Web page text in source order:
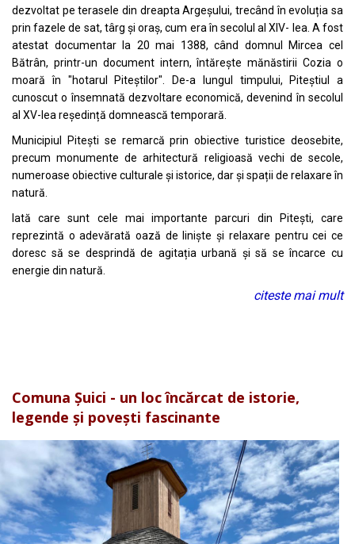
dezvoltat pe terasele din dreapta Argeșului, trecând în evoluția sa
prin fazele de sat, târg și oraș, cum era în secolul al XIV- lea. A fost
atestat documentar la 20 mai 1388, când domnul Mircea cel
Bătrân, printr-un document intern, întărește mănăstirii Cozia o
moară în "hotarul Piteștilor". De-a lungul timpului, Piteștiul a
cunoscut o însemnată dezvoltare economică, devenind în secolul
al XV-lea reședință domnească temporară.
Municipiul Pitești se remarcă prin obiective turistice deosebite,
precum monumente de arhitectură religioasă vechi de secole,
numeroase obiective culturale și istorice, dar și spații de relaxare în
natură.
Iată care sunt cele mai importante parcuri din Pitești, care
reprezintă o adevărată oază de liniște și relaxare pentru cei ce
doresc să se desprindă de agitația urbană și să se încarce cu
energie din natură.
citeste mai mult
Comuna Șuici - un loc încărcat de istorie,
legende și povești fascinante